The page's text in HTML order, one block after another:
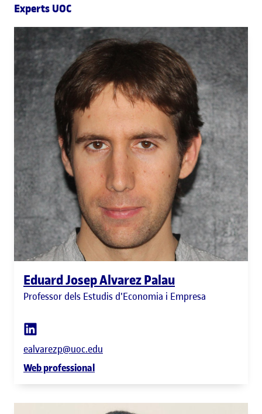
Experts UOC
Eduard Josep Alvarez Palau
Professor dels Estudis d'Economia i Empresa
ealvarezp@uoc.edu
Web professional